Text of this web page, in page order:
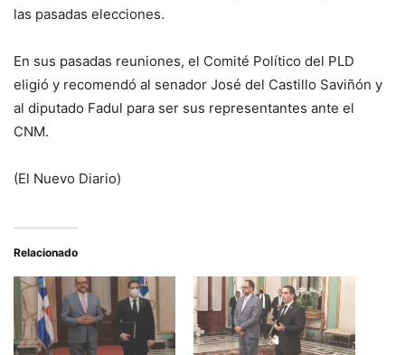
las pasadas elecciones.
En sus pasadas reuniones, el Comité Político del PLD
eligió y recomendó al senador José del Castillo Saviñón y
al diputado Fadul para ser sus representantes ante el
CNM.
(El Nuevo Diario)
Relacionado